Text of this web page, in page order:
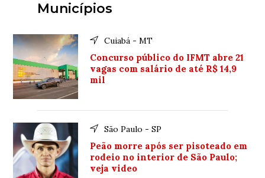
Municípios
Cuiabá - MT
Concurso público do IFMT abre 21
vagas com salário de até R$ 14,9
mil
São Paulo - SP
Peão morre após ser pisoteado em
rodeio no interior de São Paulo;
veja video